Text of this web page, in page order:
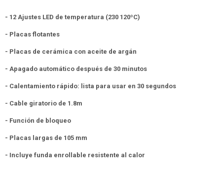
- 12 Ajustes LED de temperatura (230 120ºC)
- Placas flotantes
- Placas de cerámica con aceite de argán
- Apagado automático después de 30 minutos
- Calentamiento rápido: lista para usar en 30 segundos
- Cable giratorio de 1.8m
- Función de bloqueo
- Placas largas de 105 mm
- Incluye funda enrollable resistente al calor